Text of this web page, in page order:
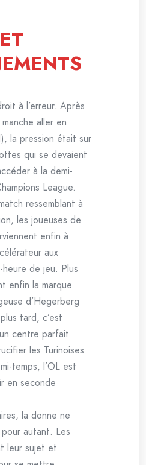
à l’erreur. Après
aller en
la pression était sur
qui se devaient
à la demi-
League.
ressemblant à
les joueuses de
enfin à
aux
de jeu. Plus
enfin la marque
d’Hegerberg
tard, c’est
centre parfait
les Turinoises
temps, l’OL est
en seconde
la donne ne
autant. Les
leur sujet et